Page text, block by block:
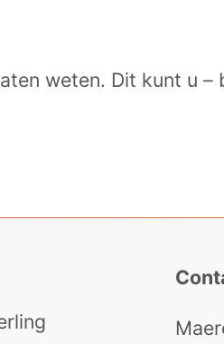
weten. Dit kunt u –